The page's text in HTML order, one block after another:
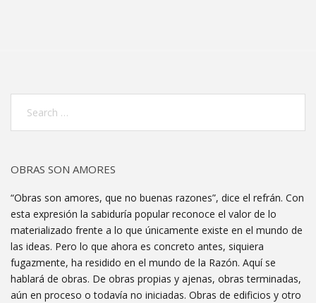
OBRAS SON AMORES
“Obras son amores, que no buenas razones”, dice el refrán. Con
esta expresión la sabiduría popular reconoce el valor de lo
materializado frente a lo que únicamente existe en el mundo de
las ideas. Pero lo que ahora es concreto antes, siquiera
fugazmente, ha residido en el mundo de la Razón. Aquí se
hablará de obras. De obras propias y ajenas, obras terminadas,
aún en proceso o todavía no iniciadas. Obras de edificios y otro